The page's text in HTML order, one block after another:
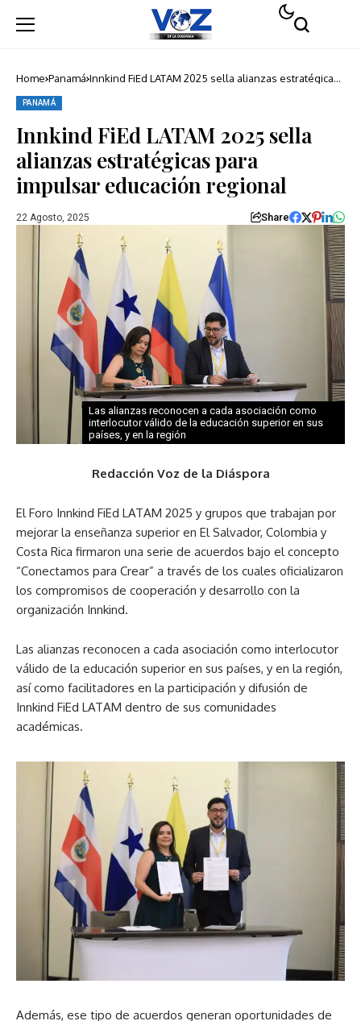
Home Panamá Innkind FiEd LATAM 2025 sella alianzas estratégicas
PANAMÁ
Innkind FiEd LATAM 2025 sella
alianzas estratégicas para
impulsar educación regional
22 Agosto, 2025 Share
Las alianzas reconocen a cada asociación como
interlocutor válido de la educación superior en sus
países, y en la región
Redacción Voz de la Diáspora
El Foro Innkind FiEd LATAM 2025 y grupos que trabajan por
mejorar la enseñanza superior en El Salvador, Colombia y
Costa Rica firmaron una serie de acuerdos bajo el concepto
“Conectamos para Crear” a través de los cuales oficializaron
los compromisos de cooperación y desarrollo con la
organización Innkind.
Las alianzas reconocen a cada asociación como interlocutor
válido de la educación superior en sus países, y en la región,
así como facilitadores en la participación y difusión de
Innkind FiEd LATAM dentro de sus comunidades
académicas.
Además, ese tipo de acuerdos generan oportunidades de